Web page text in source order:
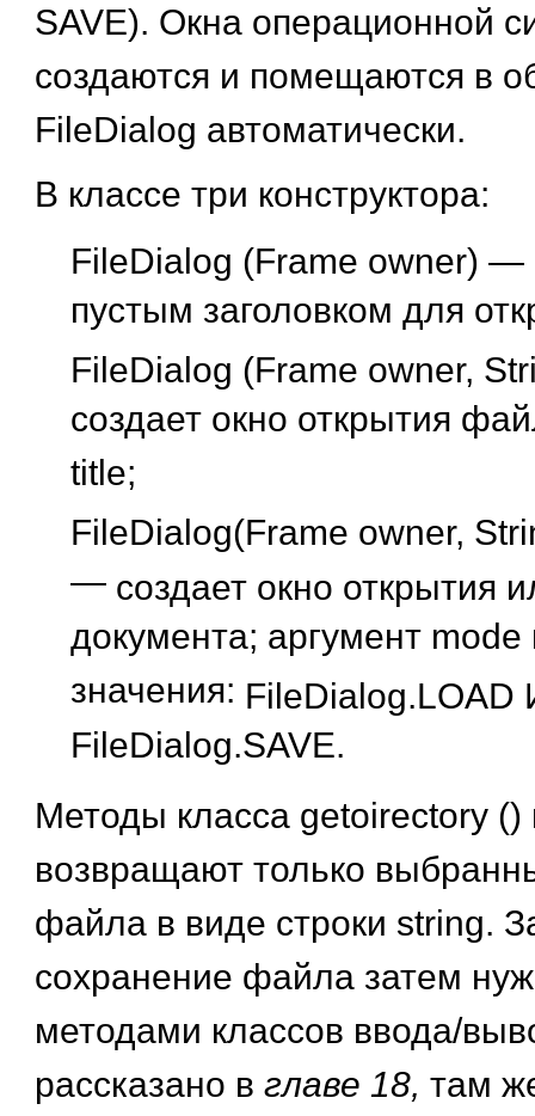
SAVE). Окна операционной
создаются и помещаются в
FileDialog автоматически.
В классе три конструктора:
FileDialog (Frame owner) —
пустым заголовком для
FileDialog (Frame owner,
создает окно открытия
title;
FileDialog(Frame owner,
— создает окно открытия
документа; аргумент
значения: FileDialog.LOAD
FileDialog.SAVE.
Методы класса getoirectory ()
возвращают только
файла в виде строки string.
сохранение файла затем
методами классов ввода/
рассказано в главе 18, там